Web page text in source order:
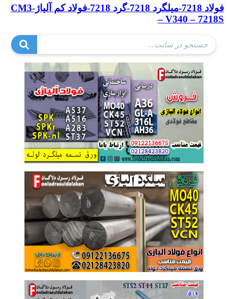
فولاد 7218-میلگرد 7218-گرد 7218-فولاد کم آلیاژ-CM3
– V340 – 7218S